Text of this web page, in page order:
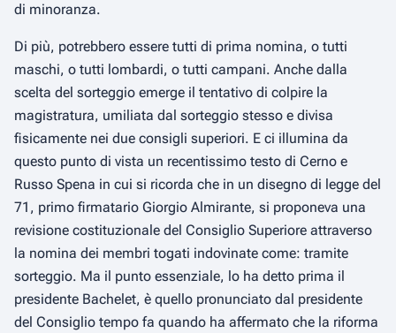
di minoranza.
Di più, potrebbero essere tutti di prima nomina, o tutti
maschi, o tutti lombardi, o tutti campani. Anche dalla
scelta del sorteggio emerge il tentativo di colpire la
magistratura, umiliata dal sorteggio stesso e divisa
fisicamente nei due consigli superiori. E ci illumina da
questo punto di vista un recentissimo testo di Cerno e
Russo Spena in cui si ricorda che in un disegno di legge del
71, primo firmatario Giorgio Almirante, si proponeva una
revisione costituzionale del Consiglio Superiore attraverso
la nomina dei membri togati indovinate come: tramite
sorteggio. Ma il punto essenziale, lo ha detto prima il
presidente Bachelet, è quello pronunciato dal presidente
del Consiglio tempo fa quando ha affermato che la riforma